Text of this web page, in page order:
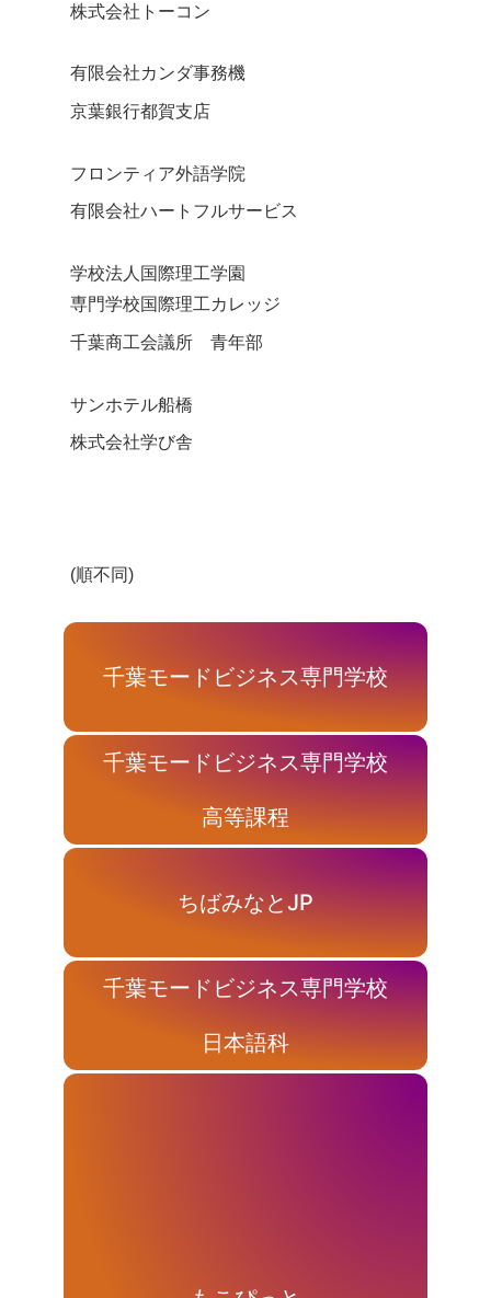
株式会社トーコン
有限会社カンダ事務機
京葉銀行都賀支店
フロンティア外語学院
有限会社ハートフルサービス
学校法人国際理工学園
専門学校国際理工カレッジ
千葉商工会議所 青年部
サンホテル船橋
株式会社学び舎
(順不同)
千葉モードビジネス専門学校
千葉モードビジネス専門学校
高等課程
ちばみなとJP
千葉モードビジネス専門学校
日本語科